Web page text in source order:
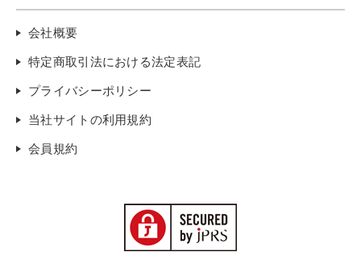
会社概要
特定商取引法における法定表記
プライバシーポリシー
当社サイトの利用規約
会員規約